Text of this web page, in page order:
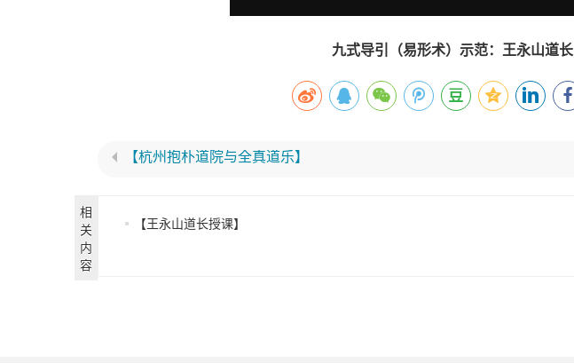
九式导引（易形术）示范：王永山道长
【杭州抱朴道院与全真道乐】
相
关
内
容
【王永山道长授课】